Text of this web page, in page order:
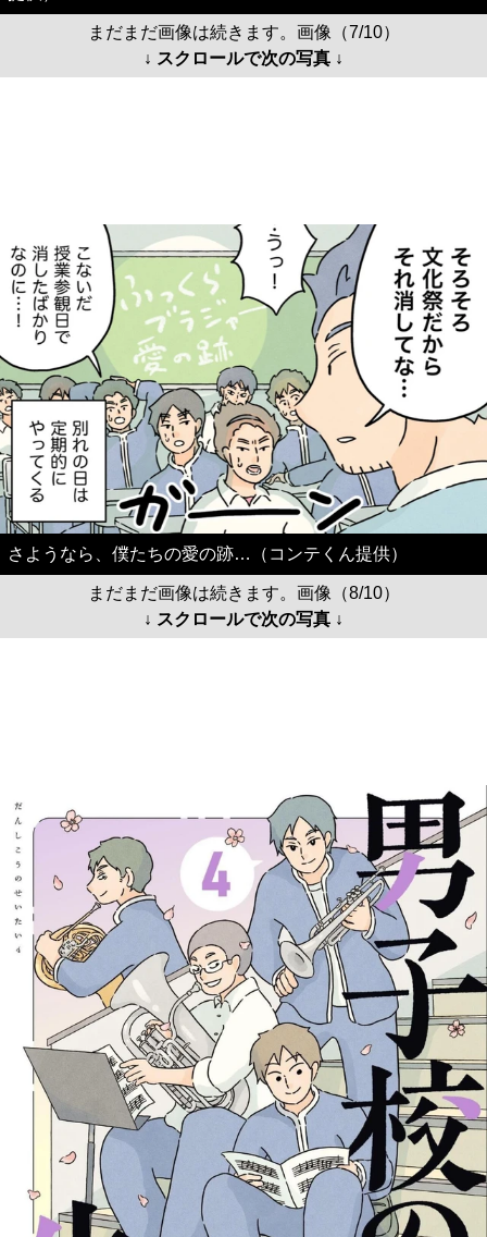
まだまだ画像は続きます。画像（7/10）
↓ スクロールで次の写真 ↓
さようなら、僕たちの愛の跡…（コンテくん提供）
まだまだ画像は続きます。画像（8/10）
↓ スクロールで次の写真 ↓